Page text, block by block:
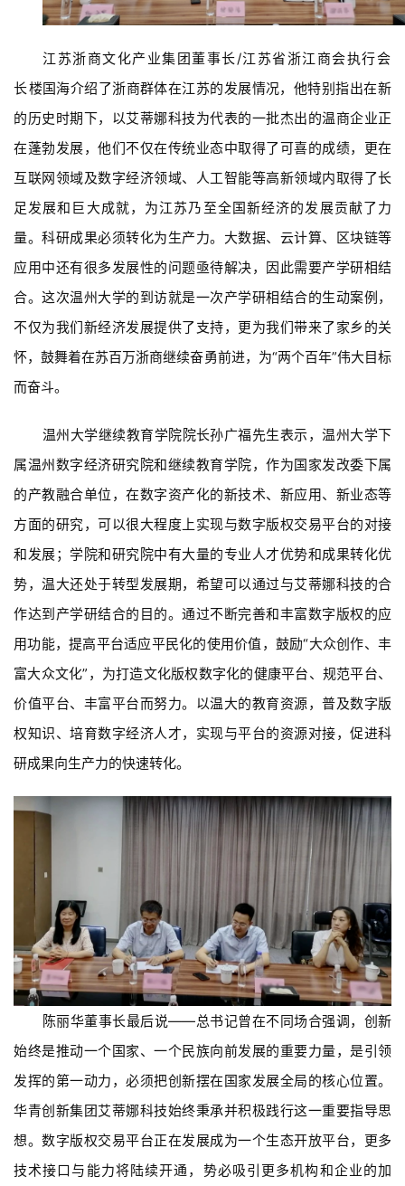
江苏浙商文化产业集团董事长/江 苏省浙江 商会执行会
长楼国海介绍了浙商群体在江苏的发展情况，他特别指出在新
的历史时期下，以艾蒂娜科技为代表的一批杰出的温商企业正
在蓬勃发展，他们不仅在传统业态中取得了可喜的成绩，更在
互联网领域及数字经济领域、人工智能等高新领域内取得了长
足发展和巨大成就，为江苏乃至全国新经济的发展贡献了力
量。科研成果必须转化为生产力。大数据、云计算、区块链等
应用中还有很多发展性的问题亟待解决，因此需要产学研相结
合。这次温州大学的到访就是一次产学研相结合的生动案例，
不仅为我们新经济发展提供了支持，更为我们带来了家乡的关
怀，鼓舞着在苏百万浙商继续奋勇前进，为“两个百年”伟大目标
而奋斗。
温州大学继续教育学院院长孙广福先生表示，温州大学下
属温州数字经济研究院和继续教育学院，作为国家发改委下属
的产教融合单位，在数字资产化的新技术、新应用、新业态等
方面的研究，可以很大程度上实现与数字版权交易平台的对接
和发展；学院和研究院中有大量的专业人才优势和成果转化优
势，温大还处于转型发展期，希望可以通过与艾蒂娜科技的合
作达到产学研结合的目的。通过不断完善和丰富数字版权的应
用功能，提高平台适应平民化的使用价值，鼓励“大众创作、丰
富大众文化”，为打造文化版权数字化的健康平台、规范平台、
价值平台、丰富平台而努力。以温大的教育资源，普及数字版
权知识、培育数字经济人才，实现与平台的资源对接，促进科
研成果向生产力的快速转化。
陈丽华董事长最后说——总书记曾在不同场合强调，创新
始终是推动一个国家、一个民族向前发展的重要力量，是引领
发挥的第一动力，必须把创新摆在国家发展全局的核心位置。
华青创新集团艾蒂娜科技始终秉承并积极践行这一重要指导思
想。数字版权交易平台正在发展成为一个生态开放平台，更多
技术接口与能力将陆续开通，势必吸引更多机构和企业的加